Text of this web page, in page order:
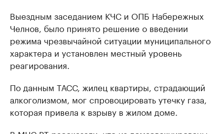
Выездным заседанием КЧС и ОПБ Набережных
Челнов, было принято решение о введении
режима чрезвычайной ситуации муниципального
характера и установлен местный уровень
реагирования.
По данным ТАСС, жилец квартиры, страдающий
алкоголизмом, мог спровоцировать утечку газа,
которая привела к взрыву в жилом доме.